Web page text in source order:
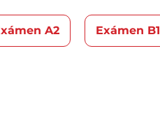
A2 Exámen B1